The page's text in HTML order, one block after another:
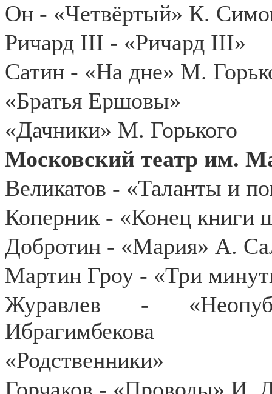
Он - «Четвёртый» К.
Ричард III - «Ричард III»
Сатин - «На дне» М.
«Братья Ершовы»
«Дачники» М. Горького
Московский театр им.
Великатов - «Таланты и
Коперник - «Конец книги
Добротин - «Мария» А.
Мартин Гроу - «Три
Журавлев -
Ибрагимбекова
«Родственники»